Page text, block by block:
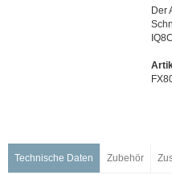
Feuerwehrplankästen für
Netzwerktechnik
Der
Technische Daten Zubehör